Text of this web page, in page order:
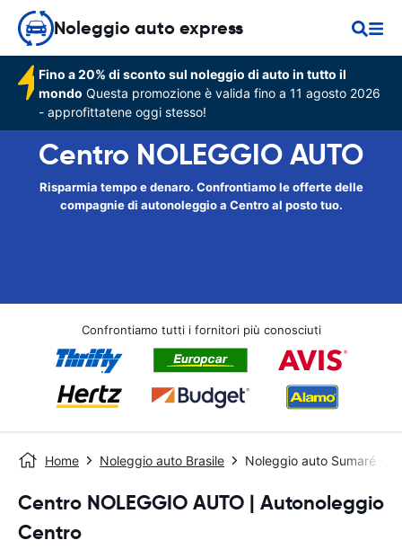
Noleggio auto express
Fino a 20% di sconto sul noleggio di auto in tutto il
mondo Questa promozione è valida fino a 11 agosto 2026
- approfittatene oggi stesso!
Centro NOLEGGIO AUTO
Risparmia tempo e denaro. Confrontiamo le offerte delle
compagnie di autonoleggio a Centro al posto tuo.
Confrontiamo tutti i fornitori più conosciuti
Home Noleggio auto Brasile Noleggio auto Sumaré -
Centro NOLEGGIO AUTO | Autonoleggio
Centro